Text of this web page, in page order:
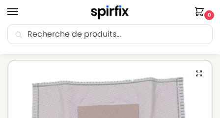
0
🚚 Livraison Point Relais offerte dès 30€ d’achat.